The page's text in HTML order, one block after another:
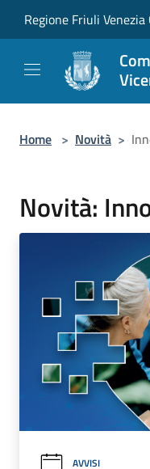
Regione Friuli Venezia
Home > Novità >
Novità:
AVVISI